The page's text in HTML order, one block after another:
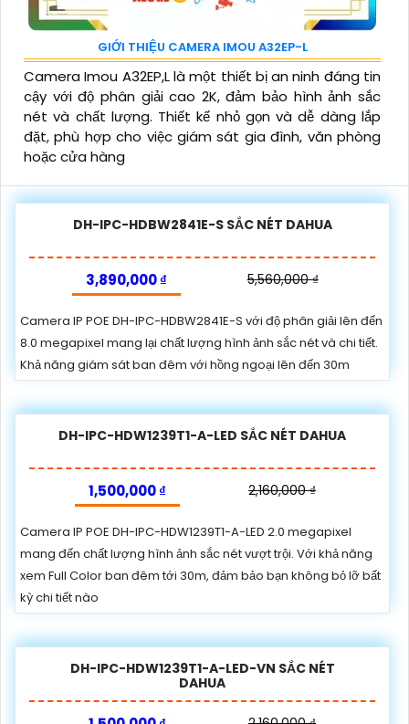
GIỚI THIỆU CAMERA IMOU A32EP-L
Camera Imou A32EP,L là một thiết bị an ninh đáng tin
cậy với độ phân giải cao 2K, đảm bảo hình ảnh sắc
nét và chất lượng. Thiết kế nhỏ gọn và dễ dàng lắp
đặt, phù hợp cho việc giám sát gia đình, văn phòng
hoặc cửa hàng
DH-IPC-HDBW2841E-S SẮC NÉT DAHUA
3,890,000 ₫ 5,560,000 ₫
Camera IP POE DH-IPC-HDBW2841E-S với độ phân giải lên đến
8.0 megapixel mang lại chất lượng hình ảnh sắc nét và chi tiết.
Khả năng giám sát ban đêm với hồng ngoại lên đến 30m
DH-IPC-HDW1239T1-A-LED SẮC NÉT DAHUA
1,500,000 ₫ 2,160,000 ₫
Camera IP POE DH-IPC-HDW1239T1-A-LED 2.0 megapixel
mang đến chất lượng hình ảnh sắc nét vượt trội. Với khả năng
xem Full Color ban đêm tới 30m, đảm bảo bạn không bỏ lỡ bất
kỳ chi tiết nào
DH-IPC-HDW1239T1-A-LED-VN SẮC NÉT
DAHUA